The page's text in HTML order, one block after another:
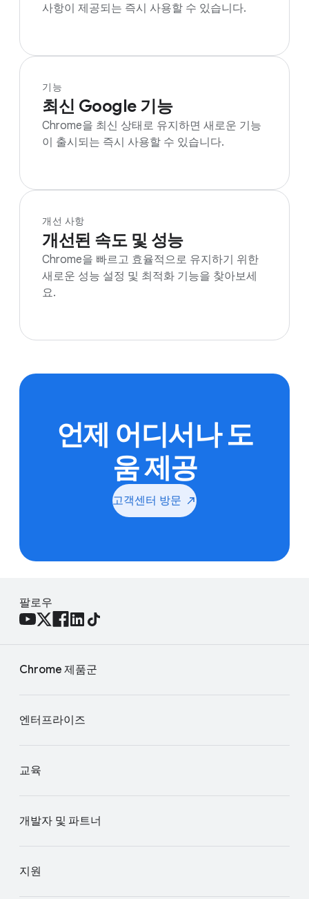
사항이 제공되는 즉시 사용할 수 있습니다.
기능
최신 Google 기능
Chrome을 최신 상태로 유지하면 새로운 기능
이 출시되는 즉시 사용할 수 있습니다.
개선 사항
개선된 속도 및 성능
Chrome을 빠르고 효율적으로 유지하기 위한
새로운 성능 설정 및 최적화 기능을 찾아보세
요.
언제 어디서나 도
움 제공
고객센터 방문
팔로우
Chrome 제품군
엔터프라이즈
교육
개발자 및 파트너
지원